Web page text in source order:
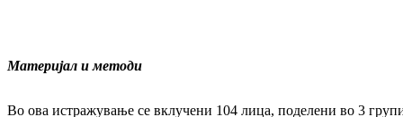
Материјал и методи
Во ова истражување се вклучени 104 лица, поделени во 3